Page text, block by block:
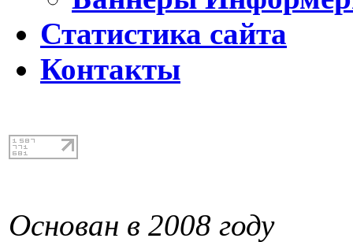
Статистика сайта
Контакты
Основан в 2008 году